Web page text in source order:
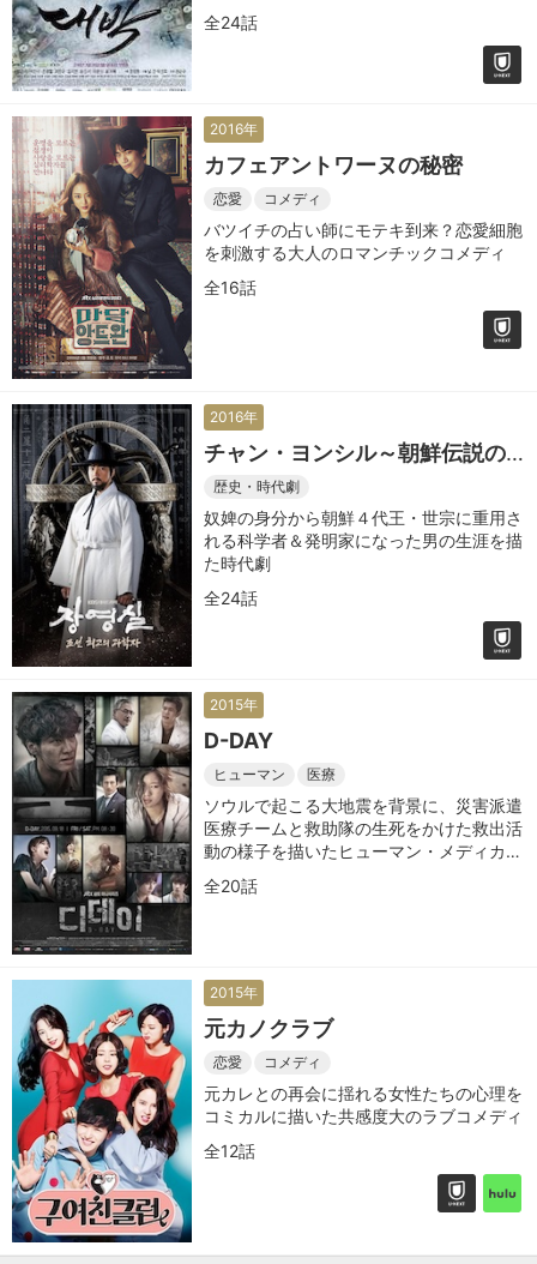
全24話
2016年
カフェアントワーヌの秘密
恋愛 コメディ
バツイチの占い師にモテキ到来？恋愛細胞
を刺激する大人のロマンチックコメディ
全16話
2016年
チャン・ヨンシル～朝鮮伝説の
科学者～
歴史・時代劇
奴婢の身分から朝鮮４代王・世宗に重用さ
れる科学者＆発明家になった男の生涯を描
た時代劇
全24話
2015年
D-DAY
ヒューマン 医療
ソウルで起こる大地震を背景に、災害派遣
医療チームと救助隊の生死をかけた救出活
動の様子を描いたヒューマン・メディカル
ドラマ
全20話
2015年
元カノクラブ
恋愛 コメディ
元カレとの再会に揺れる女性たちの心理を
コミカルに描いた共感度大のラブコメディ
全12話